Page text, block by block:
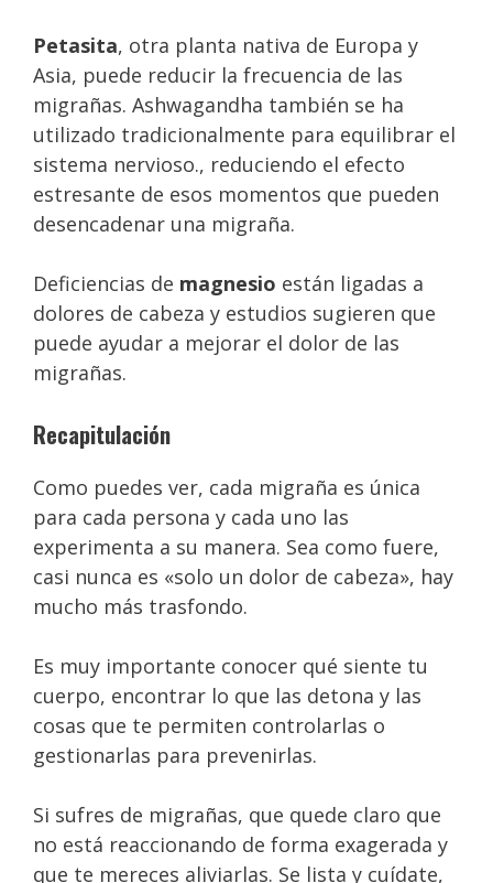
Petasita, otra planta nativa de Europa y
Asia, puede reducir la frecuencia de las
migrañas. Ashwagandha también se ha
utilizado tradicionalmente para equilibrar el
sistema nervioso., reduciendo el efecto
estresante de esos momentos que pueden
desencadenar una migraña.
Deficiencias de magnesio están ligadas a
dolores de cabeza y estudios sugieren que
puede ayudar a mejorar el dolor de las
migrañas.
Recapitulación
Como puedes ver, cada migraña es única
para cada persona y cada uno las
experimenta a su manera. Sea como fuere,
casi nunca es «solo un dolor de cabeza», hay
mucho más trasfondo.
Es muy importante conocer qué siente tu
cuerpo, encontrar lo que las detona y las
cosas que te permiten controlarlas o
gestionarlas para prevenirlas.
Si sufres de migrañas, que quede claro que
no está reaccionando de forma exagerada y
que te mereces aliviarlas. Se lista y cuídate,